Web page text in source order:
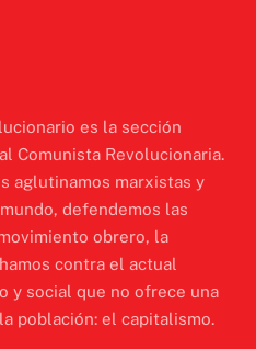
es la sección
Comunista Revolucionaria.
aglutinamos marxistas y
defendemos las
obrero, la
contra el actual
y social que no ofrece una
población: el capitalismo.